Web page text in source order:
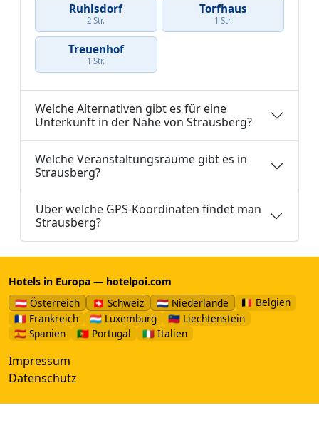
Ruhlsdorf
2 Str.
Torfhaus
1 Str.
Treuenhof
1 Str.
Welche Alternativen gibt es für eine
Unterkunft in der Nähe von Strausberg?
Welche Veranstaltungsräume gibt es in
Strausberg?
Über welche GPS-Koordinaten findet man
Strausberg?
Hotels in Europa — hotelpoi.com
🇦🇹 Österreich
🇨🇭 Schweiz 🇳🇱 Niederlande
🇧🇪 Belgien
🇫🇷 Frankreich
🇱🇺 Luxemburg
🇱🇮 Liechtenstein
🇪🇸 Spanien
🇵🇹 Portugal 🇮🇹 Italien
Impressum
Datenschutz